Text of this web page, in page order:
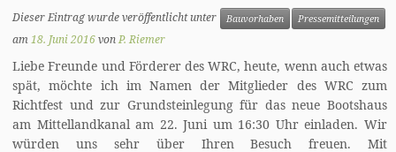
Dieser Eintrag wurde veröffentlicht unter Bauvorhaben Pressemitteilungen
am18. Juni 2016vonP. Riemer
Liebe Freunde und Förderer des WRC, heute, wenn auch etwas
spät, möchte ich im Namen der Mitglieder des WRC zum
Richtfest und zur Grundsteinlegung für das neue Bootshaus
am Mittellandkanal am 22. Juni um 16:30 Uhr einladen. Wir
würden uns sehr über Ihren Besuch freuen. Mit